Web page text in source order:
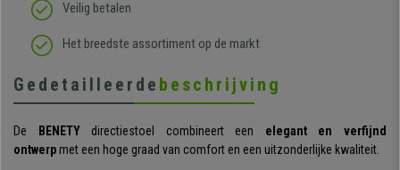
Veilig betalen
Het breedste assortiment op de markt
Gedetailleerde beschrijving
De BENETYdirectiestoel combineert een elegant en verfijnd
ontwerpmet een hoge graad van comfort en een uitzonderlijke kwaliteit.